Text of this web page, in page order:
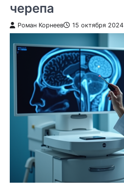
черепа
Роман Корнеев 15 октября 2024